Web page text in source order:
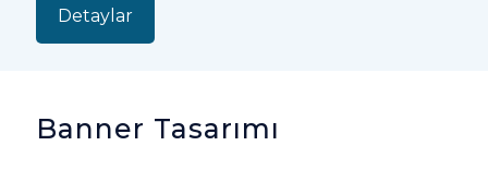
Detaylar
Banner Tasarımı